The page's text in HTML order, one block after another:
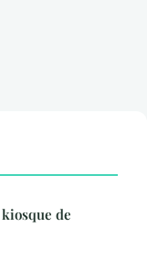
de